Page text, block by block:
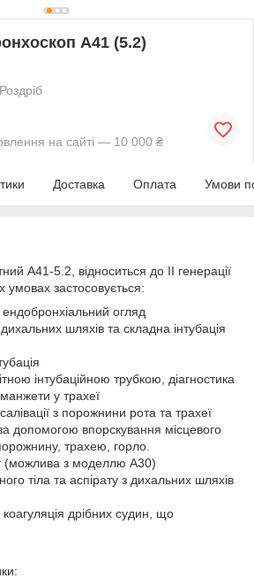
A41 (5.2)
Роздріб
на сайті — 10 000 ₴
Доставка Оплата Умови
A41-5.2, відноситься до II генерації
умовах застосовується:
огляд
шляхів та складна інтубація
інтубаційною трубкою, діагностика
у трахеї
з порожнини рота та трахеї
допомогою впорскування місцевого
трахею, горло.
(можлива з моделлю A30)
тіла та аспірату з дихальних шляхів
дрібних судин, що